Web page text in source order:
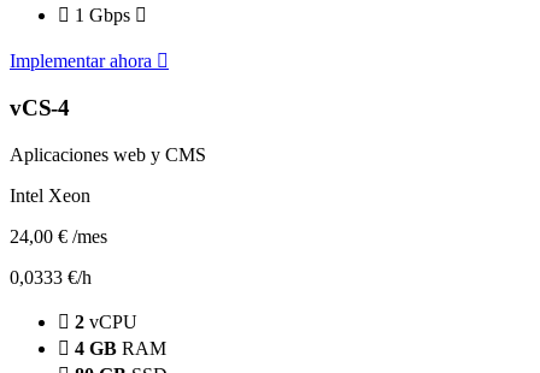
1 Gbps
Implementar ahora
vCS-4
Aplicaciones web y CMS
Intel Xeon
24,00 € /mes
0,0333 €/h
2 vCPU
4 GB RAM